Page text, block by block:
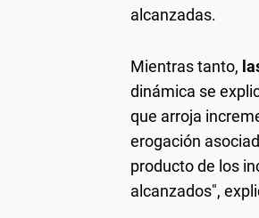
alcanzadas.
Mientras tanto,
dinámica se
que arroja
erogación
producto de los
alcanzados",